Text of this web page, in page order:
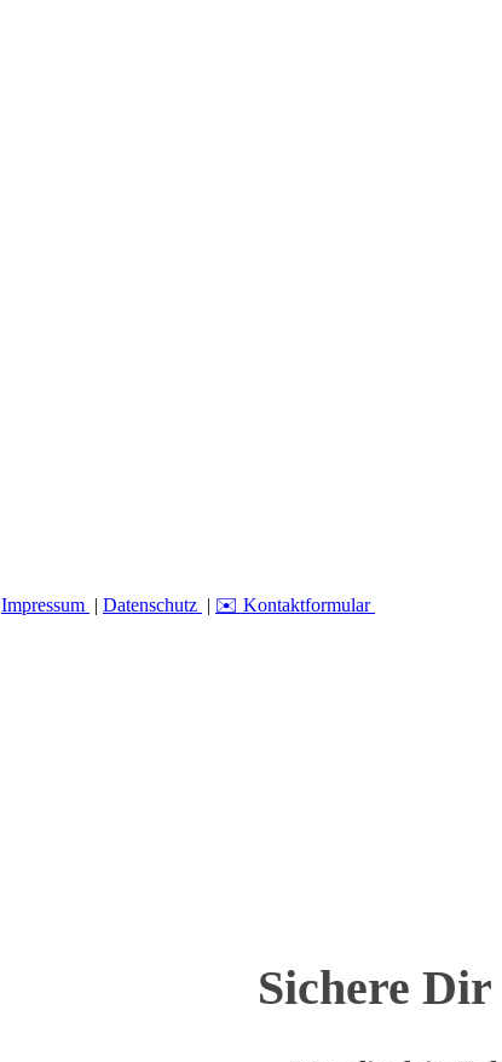
Impressum | Datenschutz | ✉️ Kontaktformular
Sichere